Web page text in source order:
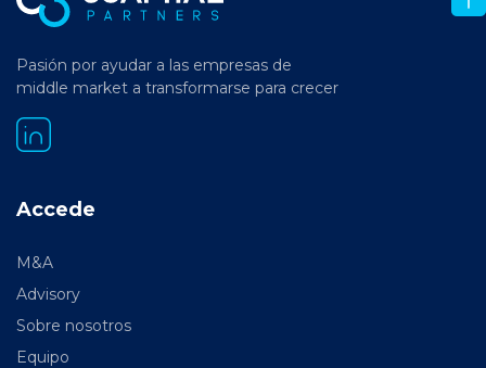
Pasión por ayudar a las empresas de
middle market a transformarse para crecer
Accede
M&A
Advisory
Sobre nosotros
Equipo